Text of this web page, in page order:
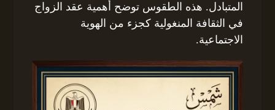
المتبادل. هذه الطقوس توضح أهمية عقد الزواج
في الثقافة المنغولية كجزء من الهوية
الاجتماعية.